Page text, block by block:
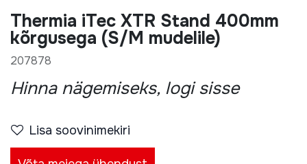
Thermia iTec XTR Stand 400mm
kõrgusega (S/M mudelile)
207878
Hinna nägemiseks, logi sisse
Lisa soovinimekiri